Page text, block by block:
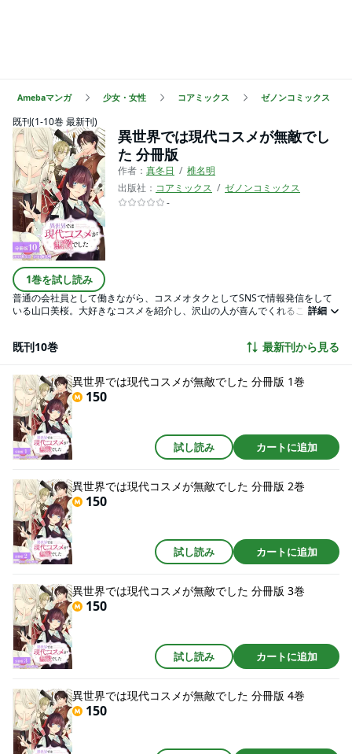
Amebaマンガ 少女・女性 コアミックス ゼノンコミックス
既刊(1-10巻 最新刊)
1巻を試し読み
異世界では現代コスメが無敵でし
た 分冊版
作者： 真冬日
椎名明
出版社： コアミックス
ゼノンコミックス
-
普通の会社員として働きながら、コスメオタクとしてSNSで情報発信をして
いる山口美桜。大好きなコスメを紹介し、沢山の人が喜んでくれることが
ョップ】を授けられる。それは、現代のコスメを自由に購入できるスキルだ
詳細
既刊10巻 最新刊から見る
異世界では現代コスメが無敵でした 分冊版 1巻
150
試し読み カートに追加
異世界では現代コスメが無敵でした 分冊版 2巻
150
試し読み カートに追加
異世界では現代コスメが無敵でした 分冊版 3巻
150
試し読み カートに追加
異世界では現代コスメが無敵でした 分冊版 4巻
150